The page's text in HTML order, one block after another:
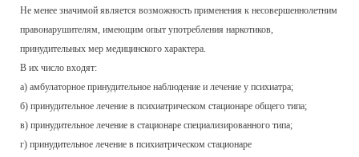
Не менее значимой является возможность применения к несовершеннолетним
правонарушителям, имеющим опыт употребления наркотиков,
принудительных мер медицинского характера.
В их число входят:
а) амбулаторное принудительное наблюдение и лечение у психиатра;
б) принудительное лечение в психиатрическом стационаре общего типа;
в) принудительное лечение в стационаре специализированного типа;
г) принудительное лечение в психиатрическом стационаре